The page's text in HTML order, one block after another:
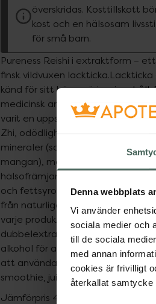
Denna webbplats
Vi använder
sociala medier och
till de sociala
med annan
cookies är frivilligt
återkallat samtycke
överskridas. Kosttillskott
kost och en hälsosam
för små barn.
Pureness Reishi i extraktform –
finsk vildvuxen
känd för sitt höga
medicinsk användning. Inom
varit en uppskattad ingrediens i
Zhi, odödlighetens svamp.I
mineraler (som magnesium,
mangan), men också andra
hälsofrämjande. T ex
och fettsyror. Lackticka går att
från naturliga växtmiljöer i
varje produkt ska vara så potent
dubbelextrakt på reishisvampen.
alkohol för att dra ut all viktig
att använda. Blanda en full pipett
smoothie, juice eller kaffe!
Jämförpris 4,58 kr